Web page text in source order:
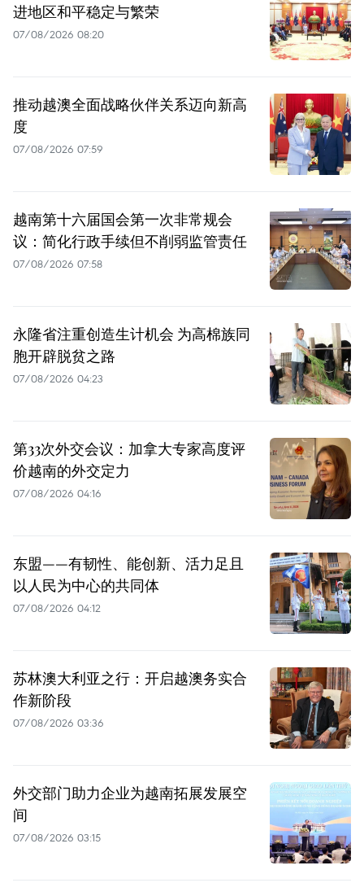
进地区和平稳定与繁荣
07/08/2026 08:20
推动越澳全面战略伙伴关系迈向新高
度
07/08/2026 07:59
越南第十六届国会第一次非常规会
议：简化行政手续但不削弱监管责任
07/08/2026 07:58
永隆省注重创造生计机会 为高棉族同
胞开辟脱贫之路
07/08/2026 04:23
第33次外交会议：加拿大专家高度评
价越南的外交定力
07/08/2026 04:16
东盟——有韧性、能创新、活力足且
以人民为中心的共同体
07/08/2026 04:12
苏林澳大利亚之行：开启越澳务实合
作新阶段
07/08/2026 03:36
外交部门助力企业为越南拓展发展空
间
07/08/2026 03:15